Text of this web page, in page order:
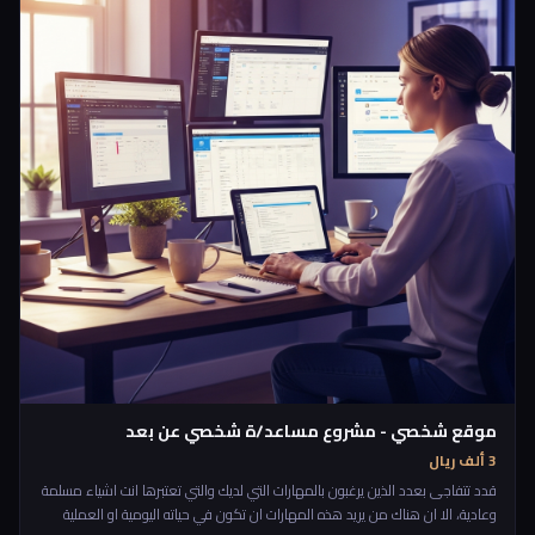
موقع شخصي - مشروع مساعد/ة شخصي عن بعد
3 ألف ريال
قدد تتفاجى بعدد الذين يرغبون بالمهارات التي لديك والتي تعتبرها انت اشياء مسلمة
وعادية، الا ان هناك من يريد هذه المهارات ان تكون في حياته اليومية او العملية